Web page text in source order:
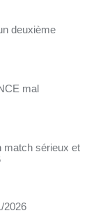
deuxième
mal
match sérieux et
2026